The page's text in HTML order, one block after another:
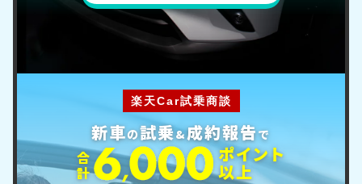
楽天Car試乗商談
新車の試乗&成約報告で
合
計
ポイント
以上